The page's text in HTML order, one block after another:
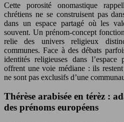
Cette porosité onomastique
chrétiens ne se construisent pas
dans un espace partagé où les
souvent. Un prénom-concept
relie des univers religieux
communes. Face à des débats
identités religieuses dans l’espace
offrent une voie médiane : ils
ne sont pas exclusifs d’une
Thérèse arabisée en térèz :
des prénoms européens